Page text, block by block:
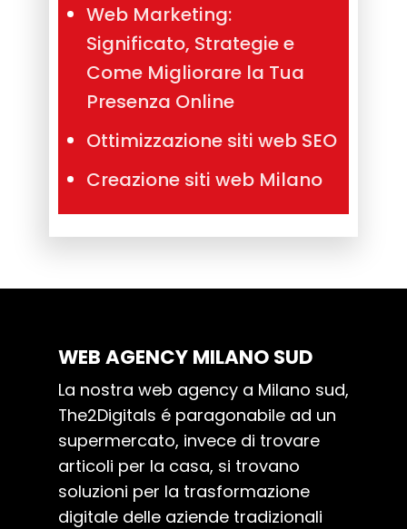
Web Marketing:
Significato, Strategie e
Come Migliorare la Tua
Presenza Online
Ottimizzazione siti web SEO
Creazione siti web Milano
WEB AGENCY MILANO SUD
La nostra web agency a Milano sud,
The2Digitals é paragonabile ad un
supermercato, invece di trovare
articoli per la casa, si trovano
soluzioni per la trasformazione
digitale delle aziende tradizionali